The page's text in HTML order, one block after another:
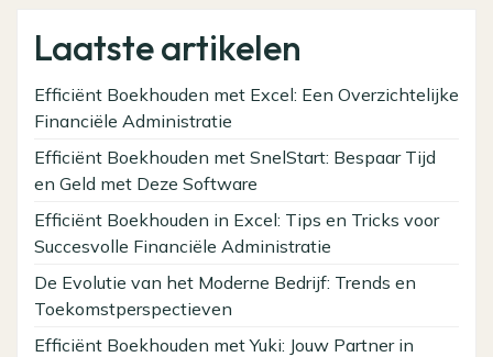
Laatste artikelen
Efficiënt Boekhouden met Excel: Een Overzichtelijke
Financiële Administratie
Efficiënt Boekhouden met SnelStart: Bespaar Tijd
en Geld met Deze Software
Efficiënt Boekhouden in Excel: Tips en Tricks voor
Succesvolle Financiële Administratie
De Evolutie van het Moderne Bedrijf: Trends en
Toekomstperspectieven
Efficiënt Boekhouden met Yuki: Jouw Partner in